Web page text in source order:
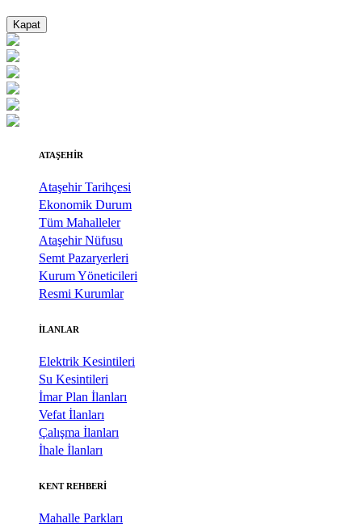
Kapat
ATAŞEHİR
Ataşehir Tarihçesi
Ekonomik Durum
Tüm Mahalleler
Ataşehir Nüfusu
Semt Pazaryerleri
Kurum Yöneticileri
Resmi Kurumlar
İLANLAR
Elektrik Kesintileri
Su Kesintileri
İmar Plan İlanları
Vefat İlanları
Çalışma İlanları
İhale İlanları
KENT REHBERİ
Mahalle Parkları